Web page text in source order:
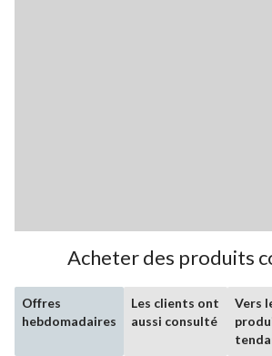
Acheter des produits
Offres
hebdomadaires
Les clients ont
aussi consulté
Vers